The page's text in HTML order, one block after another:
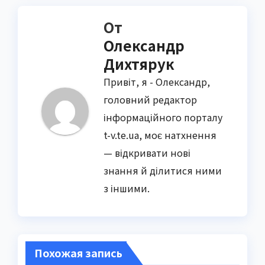
От
Олександр
Дихтярук
Привіт, я - Олександр,
головний редактор
інформаційного порталу
t-v.te.ua, моє натхнення
— відкривати нові
знання й ділитися ними
з іншими.
Похожая запись